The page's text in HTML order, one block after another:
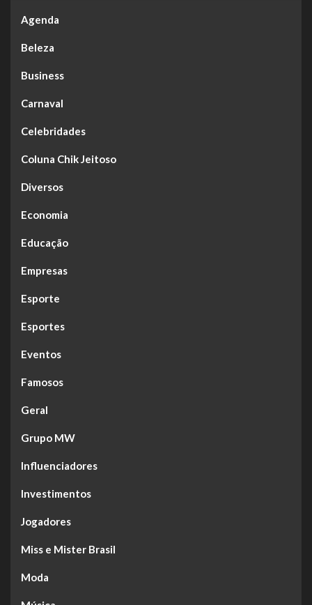
Agenda
Beleza
Business
Carnaval
Celebridades
Coluna Chik Jeitoso
Diversos
Economia
Educação
Empresas
Esporte
Esportes
Eventos
Famosos
Geral
Grupo MW
Influenciadores
Investimentos
Jogadores
Miss e Mister Brasil
Moda